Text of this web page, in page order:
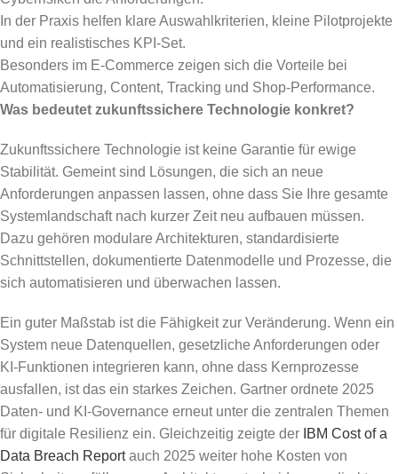
In der Praxis helfen klare Auswahlkriterien, kleine Pilotprojekte
und ein realistisches KPI-Set.
Besonders im E-Commerce zeigen sich die Vorteile bei
Automatisierung, Content, Tracking und Shop-Performance.
Was bedeutet zukunftssichere Technologie konkret?
Zukunftssichere Technologie ist keine Garantie für ewige
Stabilität. Gemeint sind Lösungen, die sich an neue
Anforderungen anpassen lassen, ohne dass Sie Ihre gesamte
Systemlandschaft nach kurzer Zeit neu aufbauen müssen.
Dazu gehören modulare Architekturen, standardisierte
Schnittstellen, dokumentierte Datenmodelle und Prozesse, die
sich automatisieren und überwachen lassen.
Ein guter Maßstab ist die Fähigkeit zur Veränderung. Wenn ein
System neue Datenquellen, gesetzliche Anforderungen oder
KI-Funktionen integrieren kann, ohne dass Kernprozesse
ausfallen, ist das ein starkes Zeichen. Gartner ordnete 2025
Daten- und KI-Governance erneut unter die zentralen Themen
für digitale Resilienz ein. Gleichzeitig zeigte der IBM Cost of a
Data Breach Reportauch 2025 weiter hohe Kosten von